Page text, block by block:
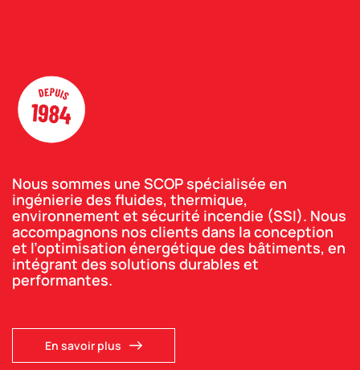
Nous sommes une SCOP spécialisée en
ingénierie des fluides, thermique,
environnement et sécurité incendie (SSI). Nous
accompagnons nos clients dans la conception
et l’optimisation énergétique des bâtiments, en
intégrant des solutions durables et
performantes.
En savoir plus